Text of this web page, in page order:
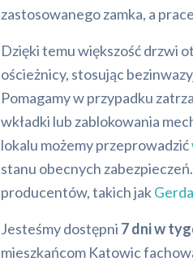
zastosowanego zamka, a
Dzięki temu większość drzwi
ościeżnicy, stosując
Pomagamy w przypadku
wkładki lub zablokowania
lokalu możemy przeprowadzić
stanu obecnych
producentów, takich jakGerda
Jesteśmy dostępni 7 dni w
mieszkańcom Katowic